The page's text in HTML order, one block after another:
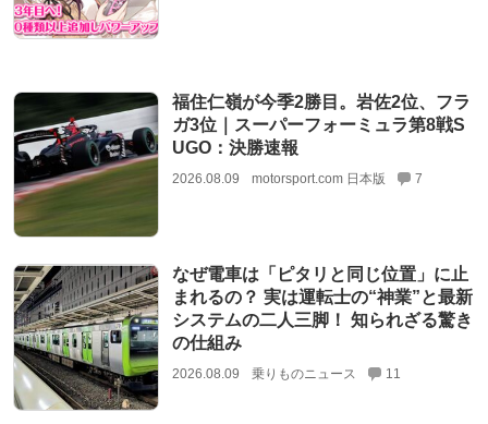
福住仁嶺が今季2勝目。岩佐2位、フラ
ガ3位｜スーパーフォーミュラ第8戦S
UGO：決勝速報
2026.08.09 motorsport.com 日本版 7
なぜ電車は「ピタリと同じ位置」に止
まれるの？ 実は運転士の“神業”と最新
システムの二人三脚！ 知られざる驚き
の仕組み
2026.08.09 乗りものニュース 11